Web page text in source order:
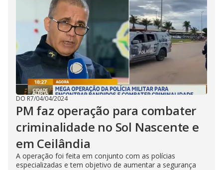
DO R7/04/04/2024
PM faz operação para combater
criminalidade no Sol Nascente e
em Ceilândia
A operação foi feita em conjunto com as polícias
especializadas e tem objetivo de aumentar a segurança